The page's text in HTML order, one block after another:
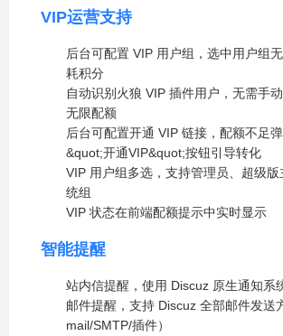
VIP运营支持
后台可配置 VIP 用户组，选中用户组
耗积分
自动识别火狼 VIP 插件用户，无需手
无限配额
后台可配置开通 VIP 链接，配额不足
&quot;开通VIP&quot;按钮引导转化
VIP 用户组多选，支持管理员、超级
统组
VIP 状态在前端配额提示中实时显示
智能提醒
站内信提醒，使用 Discuz 原生通知系
邮件提醒，支持 Discuz 全部邮件发送
mail/SMTP/插件）